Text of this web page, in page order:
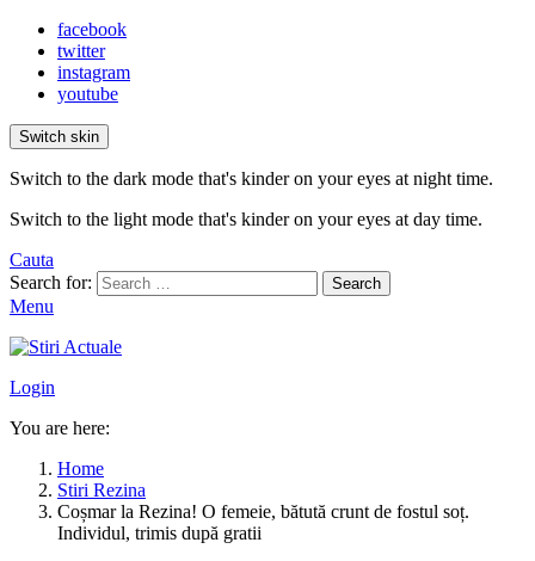
facebook
twitter
instagram
youtube
Switch skin
Switch to the dark mode that's kinder on your eyes at night time.
Switch to the light mode that's kinder on your eyes at day time.
Cauta
Search for:
Search
Menu
Login
You are here:
Home
Stiri Rezina
Coșmar la Rezina! O femeie, bătută crunt de fostul soț.
Individul, trimis după gratii